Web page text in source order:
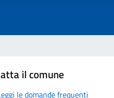
il comune
le domande frequenti